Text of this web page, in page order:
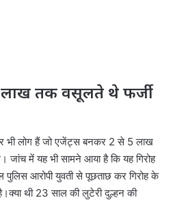
तक वसूलते थे फर्जी
भी लोग हैं जो एजेंट्स बनकर 2 से 5 लाख
में यह भी सामने आया है कि यह गिरोह
पुलिस आरोपी युवती से पूछताछ कर गिरोह के
थी 23 साल की लुटेरी दुल्हन की